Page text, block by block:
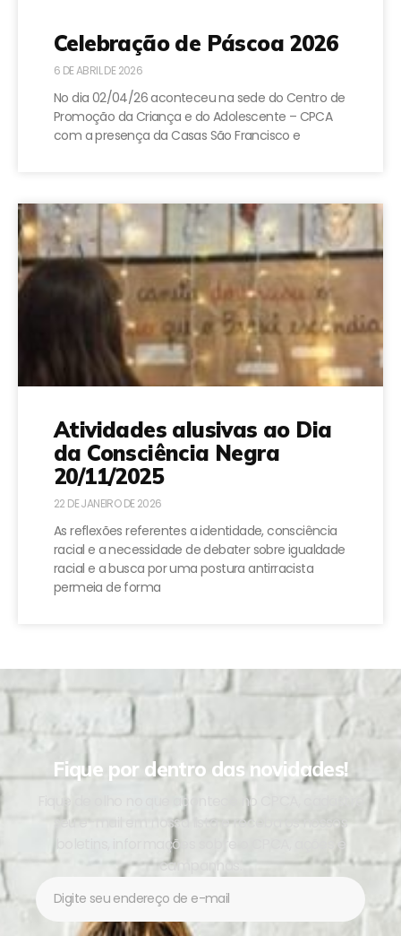
Celebração de Páscoa 2026
6 DE ABRIL DE 2026
No dia 02/04/26 aconteceu na sede do Centro de
Promoção da Criança e do Adolescente – CPCA
com a presença da Casas São Francisco e
Atividades alusivas ao Dia
da Consciência Negra
20/11/2025
22 DE JANEIRO DE 2026
As reflexões referentes a identidade, consciência
racial e a necessidade de debater sobre igualdade
racial e a busca por uma postura antirracista
permeia de forma
Fique por dentro das novidades!
Fique de olho no que acontece no CPCA, cadastre
seu e-mail em nossa lista e receba os nossos
boletins, informações sobre o CPCA, ações e
campanhas.